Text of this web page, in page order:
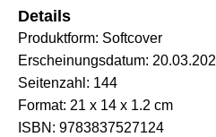
Details
Produktform: Softcover
Erscheinungsdatum:
Seitenzahl: 144
Format: 21 x 14 x 1.2 cm
ISBN: 9783837527124